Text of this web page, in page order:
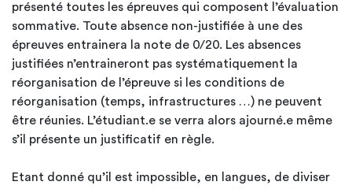
présenté toutes les épreuves qui composent l’évaluation
sommative. Toute absence non-justifiée à une des
épreuves entrainera la note de 0/20. Les absences
justifiées n’entraineront pas systématiquement la
réorganisation de l’épreuve si les conditions de
réorganisation (temps, infrastructures …) ne peuvent
être réunies. L’étudiant.e se verra alors ajourné.e même
s’il présente un justificatif en règle.
Etant donné qu’il est impossible, en langues, de diviser